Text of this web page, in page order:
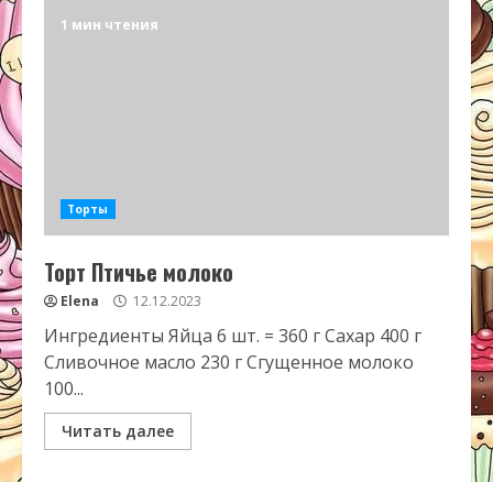
1 мин чтения
Торты
Торт Птичье молоко
Elena 12.12.2023
Ингредиенты Яйца 6 шт. = 360 г Сахар 400 г
Сливочное масло 230 г Сгущенное молоко
100...
Читать далее